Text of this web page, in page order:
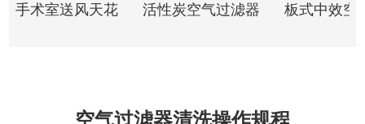
手术室送风天花 活性炭空气过滤器 板式中效空